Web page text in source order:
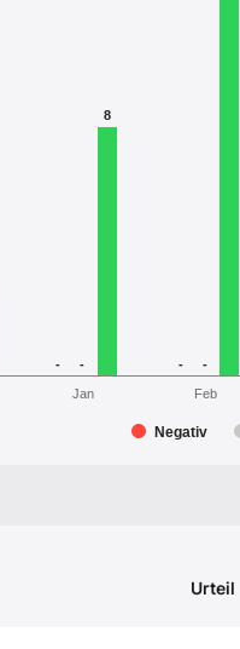
- -
- -
8
Negativ
Jan Feb
Urteil